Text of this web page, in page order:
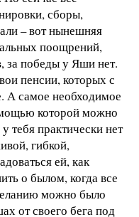
сборы,
– вот нынешняя
поощрений,
за победы у Яши нет.
пенсии, которых с
А самое необходимое
которой можно
тебя практически нет
гибкой,
ей, как
о былом, когда все
можно было
от своего бега под